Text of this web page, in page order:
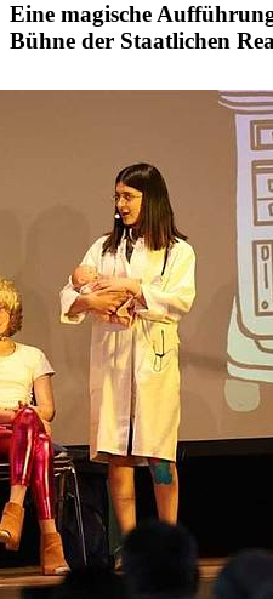
Eine magische
Bühne der Staatlichen